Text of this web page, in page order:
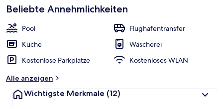
Beliebte Annehmlichkeiten
Pool
Flughafentransfer
Küche
Wäscherei
Kostenlose Parkplätze
Kostenloses WLAN
Alle anzeigen
Wichtigste Merkmale (12)